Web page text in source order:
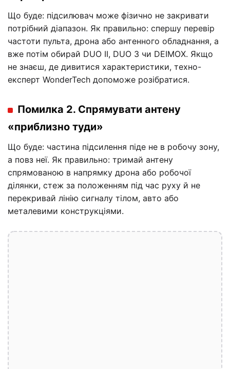
Що буде: підсилювач може фізично не закривати
потрібний діапазон. Як правильно: спершу перевір
частоти пульта, дрона або антенного обладнання, а
вже потім обирай DUO II, DUO 3 чи DEIMOX. Якщо
не знаєш, де дивитися характеристики, техно-
експерт WonderTech допоможе розібратися.
Помилка 2. Спрямувати антену
«приблизно туди»
Що буде: частина підсилення піде не в робочу зону,
а повз неї. Як правильно: тримай антену
спрямованою в напрямку дрона або робочої
ділянки, стеж за положенням під час руху й не
перекривай лінію сигналу тілом, авто або
металевими конструкціями.